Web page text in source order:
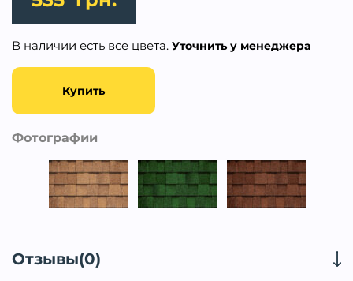
В наличии есть все цвета. Уточнить у менеджера
Купить
Фотографии
Отзывы(0)